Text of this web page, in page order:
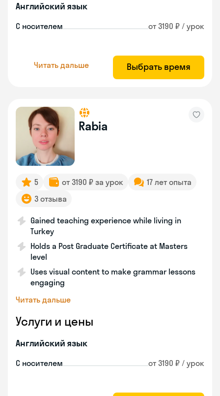
Английский язык
С носителем от 3190 ₽ / урок
Читать дальше Выбрать время
Rabia
5 от 3190 ₽ за урок
17 лет опыта
3 отзыва
Gained teaching experience while living in
Turkey
Holds a Post Graduate Certificate at Masters
level
Uses visual content to make grammar lessons
engaging
Читать дальше
Услуги и цены
Английский язык
С носителем от 3190 ₽ / урок